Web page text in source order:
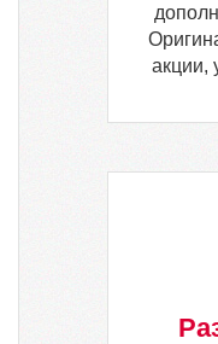
акции,